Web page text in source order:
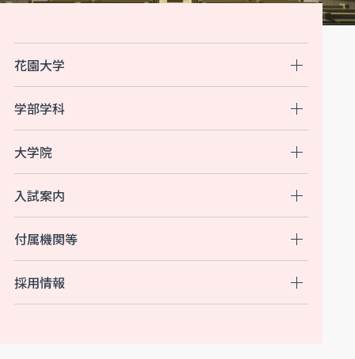
花園大学
入試案内
付属機関等
学部学科
大学院
採用情報